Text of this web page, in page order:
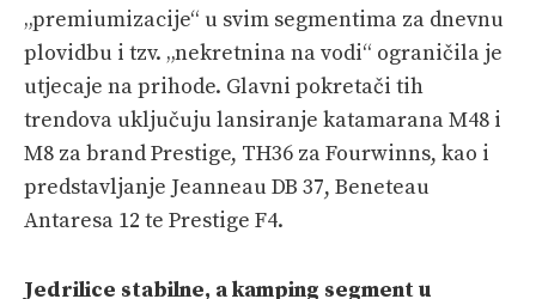
„premiumizacije“ u svim segmentima za dnevnu
plovidbu i tzv. „nekretnina na vodi“ ograničila je
utjecaje na prihode. Glavni pokretači tih
trendova uključuju lansiranje katamarana M48 i
M8 za brand Prestige, TH36 za Fourwinns, kao i
predstavljanje Jeanneau DB 37, Beneteau
Antaresa 12 te Prestige F4.
Jedrilice stabilne, a kamping segment u